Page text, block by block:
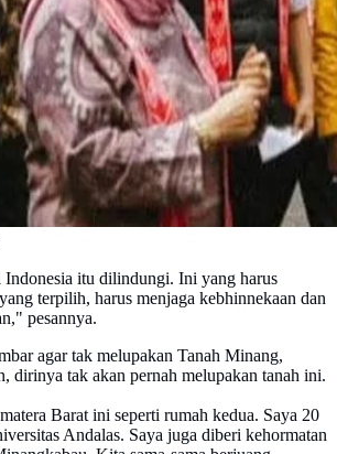
Indonesia itu dilindungi. Ini yang harus
terpilih, harus menjaga kebhinnekaan dan
pesannya.
agar tak melupakan Tanah Minang,
dirinya tak akan pernah melupakan tanah ini.
Barat ini seperti rumah kedua. Saya 20
Andalas. Saya juga diberi kehormatan